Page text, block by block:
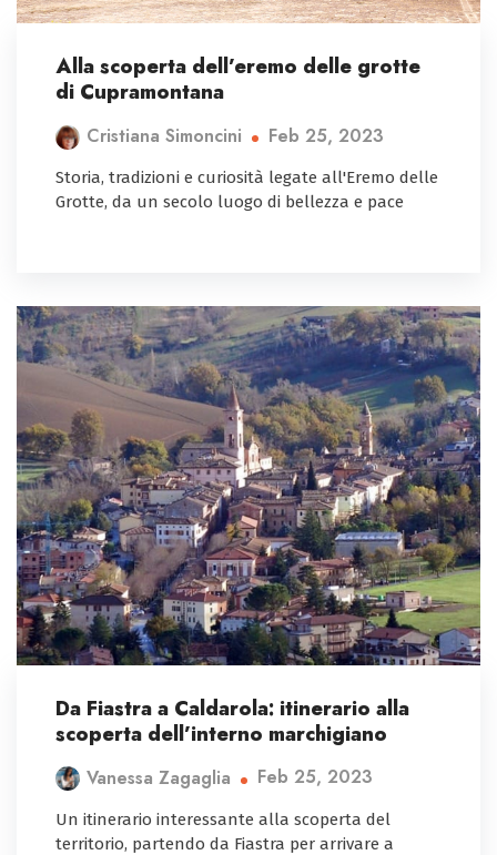
Alla scoperta dell’eremo delle grotte
di Cupramontana
Cristiana Simoncini Feb 25, 2023
Storia, tradizioni e curiosità legate all'Eremo delle
Grotte, da un secolo luogo di bellezza e pace
Da Fiastra a Caldarola: itinerario alla
scoperta dell’interno marchigiano
Vanessa Zagaglia Feb 25, 2023
Un itinerario interessante alla scoperta del
territorio, partendo da Fiastra per arrivare a